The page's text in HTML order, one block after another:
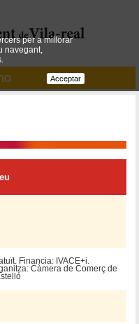
Financia: IVACE+i.
Càmera de Comerç de
per a millorar
navegant,
Acceptar